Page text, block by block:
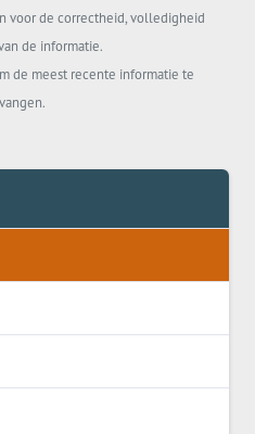
voor de correctheid, volledigheid
de informatie.
de meest recente informatie te